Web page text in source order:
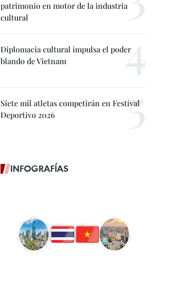
patrimonio en motor de la industria
cultural
Diplomacia cultural impulsa el poder
blando de Vietnam
Siete mil atletas competirán en Festival
Deportivo 2026
INFOGRAFÍAS